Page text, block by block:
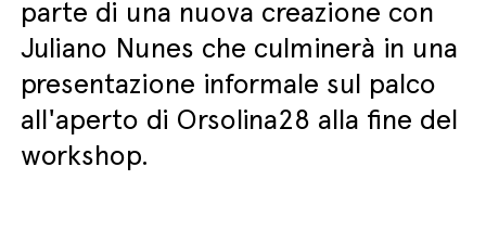
parte di una nuova creazione con
Juliano Nunes che culminerà in una
presentazione informale sul palco
all'aperto di Orsolina28 alla fine del
workshop.